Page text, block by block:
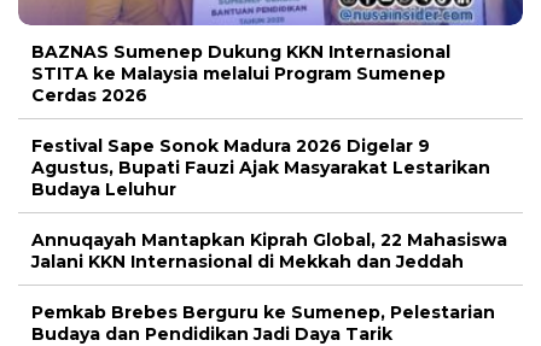
BAZNAS Sumenep Dukung KKN Internasional
STITA ke Malaysia melalui Program Sumenep
Cerdas 2026
Festival Sape Sonok Madura 2026 Digelar 9
Agustus, Bupati Fauzi Ajak Masyarakat Lestarikan
Budaya Leluhur
Annuqayah Mantapkan Kiprah Global, 22 Mahasiswa
Jalani KKN Internasional di Mekkah dan Jeddah
Pemkab Brebes Berguru ke Sumenep, Pelestarian
Budaya dan Pendidikan Jadi Daya Tarik